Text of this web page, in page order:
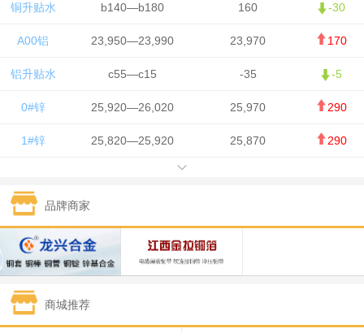
铜升贴水 b140—b180 160 -30
A00铝 23,950—23,990 23,970 170
铝升贴水 c55—c15 -35 -5
0#锌 25,920—26,020 25,970 290
1#锌 25,820—25,920 25,870 290
1#锡 434,000—436,000
1#镍 129,550—130,750
1#白银 15,100—15,110 15,105 -70
钯金
品牌商家
商城推荐